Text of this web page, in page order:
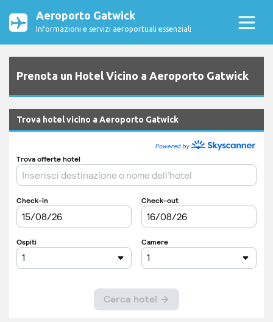
Aeroporto Gatwick
Informazioni e servizi aeroportuali essenziali
Prenota un Hotel Vicino a Aeroporto Gatwick
Trova hotel vicino a Aeroporto Gatwick